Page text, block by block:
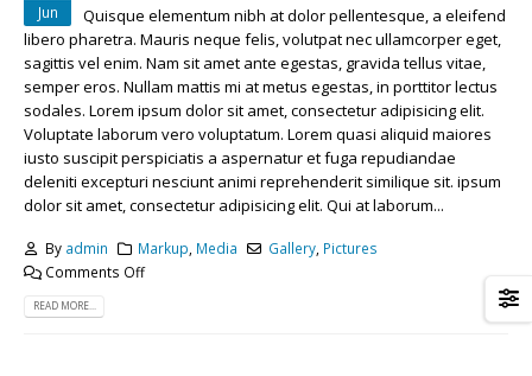
Jun
Quisque elementum nibh at dolor pellentesque, a eleifend
libero pharetra. Mauris neque felis, volutpat nec ullamcorper eget,
sagittis vel enim. Nam sit amet ante egestas, gravida tellus vitae,
semper eros. Nullam mattis mi at metus egestas, in porttitor lectus
sodales. Lorem ipsum dolor sit amet, consectetur adipisicing elit.
Voluptate laborum vero voluptatum. Lorem quasi aliquid maiores
iusto suscipit perspiciatis a aspernatur et fuga repudiandae
deleniti excepturi nesciunt animi reprehenderit similique sit. ipsum
dolor sit amet, consectetur adipisicing elit. Qui at laborum...
By admin Markup Media Gallery Pictures
Comments Off
READ MORE...